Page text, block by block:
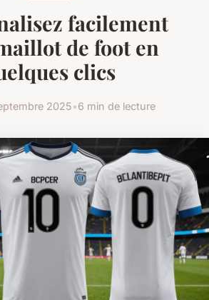
facilement
de foot en
clics
2025•6 min de lecture